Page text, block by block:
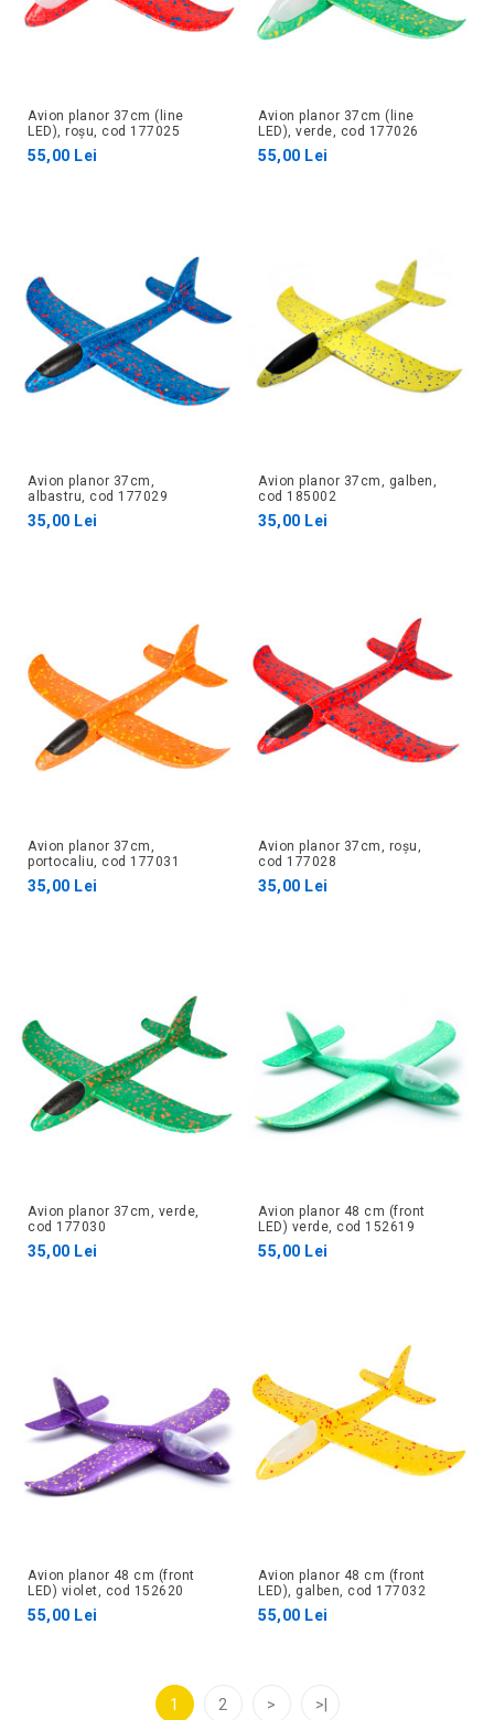
Avion planor 37cm (line
LED), roșu, cod 177025
55,00 Lei
Avion planor 37cm (line
LED), verde, cod 177026
55,00 Lei
Avion planor 37cm,
albastru, cod 177029
35,00 Lei
Avion planor 37cm, galben,
cod 185002
35,00 Lei
Avion planor 37cm,
portocaliu, cod 177031
35,00 Lei
Avion planor 37cm, roșu,
cod 177028
35,00 Lei
Avion planor 37cm, verde,
cod 177030
35,00 Lei
Avion planor 48 cm (front
LED) verde, cod 152619
55,00 Lei
Avion planor 48 cm (front
LED) violet, cod 152620
55,00 Lei
Avion planor 48 cm (front
LED), galben, cod 177032
55,00 Lei
1 2 > >|